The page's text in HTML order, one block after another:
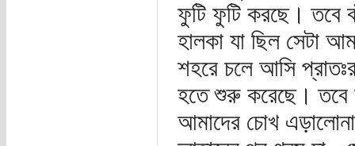
ফুটি ফুটি করছে। তবে
হালকা যা ছিল সেটা
শহরে চলে আসি
হতে শুরু করেছে। তবে
আমাদের চোখ